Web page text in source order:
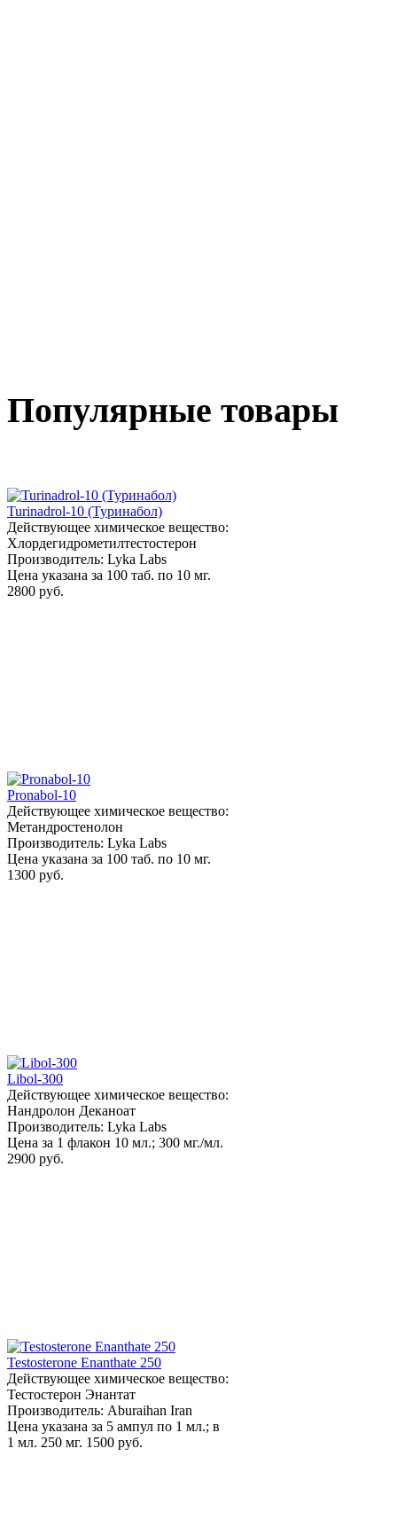
Популярные товары
Turinadrol-10 (Туринабол)
Действующее химическое вещество:
Хлордегидрометилтестостерон
Производитель: Lyka Labs
Цена указана за 100 таб. по 10 мг.
2800 руб.
Pronabol-10
Действующее химическое вещество:
Метандростенолон
Производитель: Lyka Labs
Цена указана за 100 таб. по 10 мг.
1300 руб.
Libol-300
Действующее химическое вещество:
Нандролон Деканоат
Производитель: Lyka Labs
Цена за 1 флакон 10 мл.; 300 мг./мл.
2900 руб.
Testosterone Enanthate 250
Действующее химическое вещество:
Тестостерон Энантат
Производитель: Aburaihan Iran
Цена указана за 5 ампул по 1 мл.; в
1 мл. 250 мг. 1500 руб.